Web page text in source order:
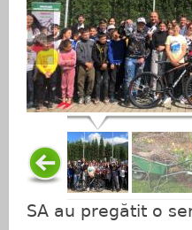
SA au pregătit o